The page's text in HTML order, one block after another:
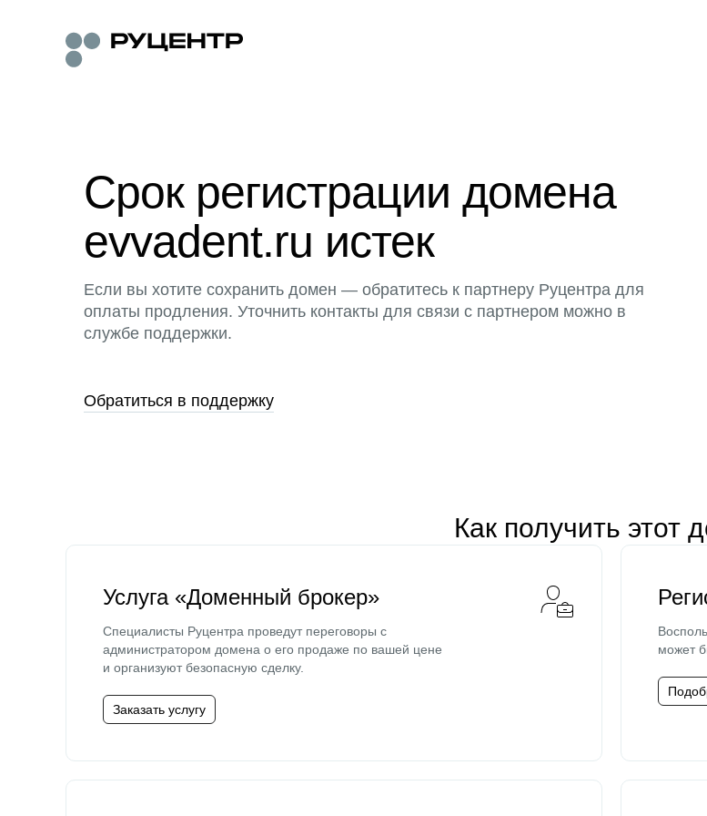
Срок регистрации домена
evvadent.ru истек
Если вы хотите сохранить домен — обратитесь к партнеру Руцентра для
оплаты продления. Уточнить контакты для связи с партнером можно в
службе поддержки.
Обратиться в поддержку
Как получить этот
Услуга «Доменный брокер»
Специалисты Руцентра проведут переговоры с
администратором домена о его продаже по вашей цене
и организуют безопасную сделку.
Заказать услугу
может